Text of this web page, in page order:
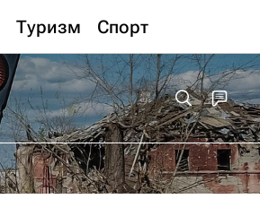
Туризм Спорт